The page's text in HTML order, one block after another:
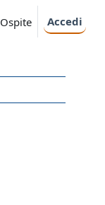
Ospite Accedi